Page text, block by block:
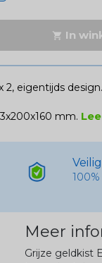
 In
2, eigentijds
mm.
Meer
Grijze geldkist